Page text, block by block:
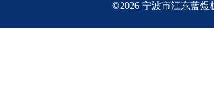
©2026 宁波市江东蓝